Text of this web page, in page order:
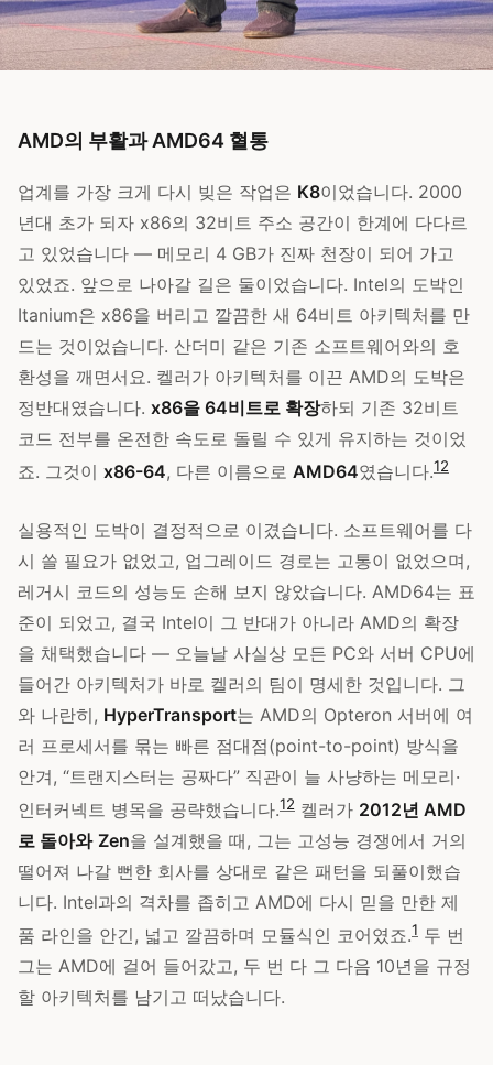
AMD의 부활과 AMD64 혈통
업계를 가장 크게 다시 빚은 작업은 K8이었습니다. 2000
년대 초가 되자 x86의 32비트 주소 공간이 한계에 다다르
고 있었습니다 — 메모리 4 GB가 진짜 천장이 되어 가고
있었죠. 앞으로 나아갈 길은 둘이었습니다. Intel의 도박인
Itanium은 x86을 버리고 깔끔한 새 64비트 아키텍처를 만
드는 것이었습니다. 산더미 같은 기존 소프트웨어와의 호
환성을 깨면서요. 켈러가 아키텍처를 이끈 AMD의 도박은
정반대였습니다. x86을 64비트로 확장하되 기존 32비트
코드 전부를 온전한 속도로 돌릴 수 있게 유지하는 것이었
죠. 그것이 x86-64, 다른 이름으로 AMD64였습니다.12
실용적인 도박이 결정적으로 이겼습니다. 소프트웨어를 다
시 쓸 필요가 없었고, 업그레이드 경로는 고통이 없었으며,
레거시 코드의 성능도 손해 보지 않았습니다. AMD64는 표
준이 되었고, 결국 Intel이 그 반대가 아니라 AMD의 확장
을 채택했습니다 — 오늘날 사실상 모든 PC와 서버 CPU에
들어간 아키텍처가 바로 켈러의 팀이 명세한 것입니다. 그
와 나란히, HyperTransport는 AMD의 Opteron 서버에 여
러 프로세서를 묶는 빠른 점대점(point-to-point) 방식을
안겨, “트랜지스터는 공짜다” 직관이 늘 사냥하는 메모리·
인터커넥트 병목을 공략했습니다.12 켈러가 2012년 AMD
로 돌아와 Zen을 설계했을 때, 그는 고성능 경쟁에서 거의
떨어져 나갈 뻔한 회사를 상대로 같은 패턴을 되풀이했습
니다. Intel과의 격차를 좁히고 AMD에 다시 믿을 만한 제
품 라인을 안긴, 넓고 깔끔하며 모듈식인 코어였죠.1 두 번
그는 AMD에 걸어 들어갔고, 두 번 다 그 다음 10년을 규정
할 아키텍처를 남기고 떠났습니다.